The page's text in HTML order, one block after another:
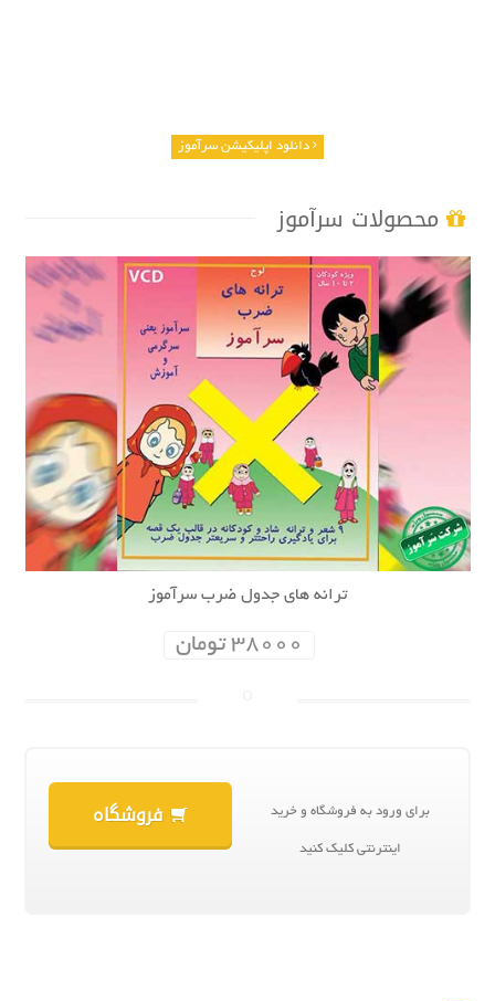
دانلود اپلیکیشن سرآموز
محصولات سرآموز
ترانه هاى جدول ضرب سرآموز
38000 تومان
فروشگاه برای ورود به فروشگاه و خرید
اینترنتی کلیک کنید